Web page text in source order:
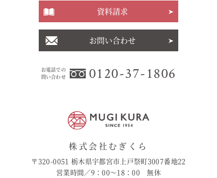
お電話での
問い合わせ
0120-37-1806
資料請求
お問い合わせ
株式会社むぎくら
〒320-0051 栃木県宇都宮市上戸祭町3007番地22
営業時間／9：00〜18：00 無休